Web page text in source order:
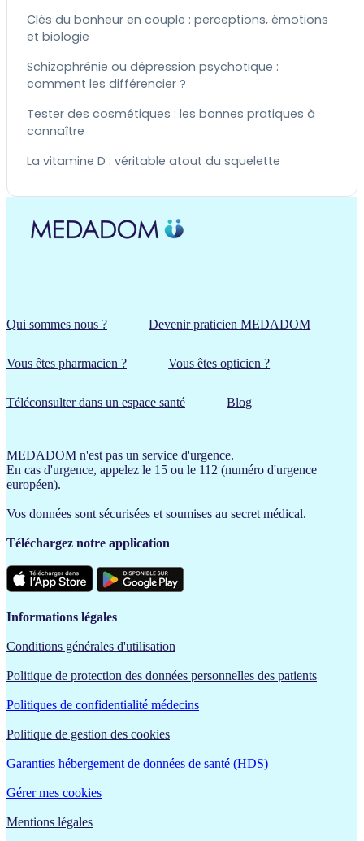
Clés du bonheur en couple : perceptions, émotions
et biologie
Schizophrénie ou dépression psychotique :
comment les différencier ?
Tester des cosmétiques : les bonnes pratiques à
connaître
La vitamine D : véritable atout du squelette
Qui sommes nous ? Devenir praticien MEDADOM
Vous êtes pharmacien ? Vous êtes opticien ?
Téléconsulter dans un espace santé Blog
MEDADOM n'est pas un service d'urgence.
En cas d'urgence, appelez le 15 ou le 112 (numéro d'urgence
européen).
Vos données sont sécurisées et soumises au secret médical.
Téléchargez notre application
Informations légales
Conditions générales d'utilisation
Politique de protection des données personnelles des patients
Politiques de confidentialité médecins
Politique de gestion des cookies
Garanties hébergement de données de santé (HDS)
Gérer mes cookies
Mentions légales